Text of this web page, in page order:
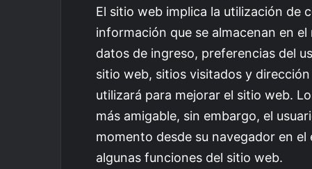
El sitio web implica la utilización de
información que se almacenan en
datos de ingreso, preferencias del
sitio web, sitios visitados y
utilizará para mejorar el sitio web.
más amigable, sin embargo, el
momento desde su navegador en
algunas funciones del sitio web.